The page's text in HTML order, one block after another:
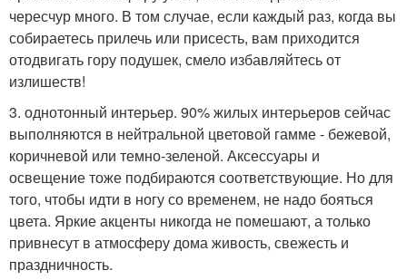
чересчур много. В том случае, если каждый раз, когда вы
собираетесь прилечь или присесть, вам приходится
отодвигать гору подушек, смело избавляйтесь от
излишеств!
3. однотонный интерьер. 90% жилых интерьеров сейчас
выполняются в нейтральной цветовой гамме - бежевой,
коричневой или темно-зеленой. Аксессуары и
освещение тоже подбираются соответствующие. Но для
того, чтобы идти в ногу со временем, не надо бояться
цвета. Яркие акценты никогда не помешают, а только
привнесут в атмосферу дома живость, свежесть и
праздничность.